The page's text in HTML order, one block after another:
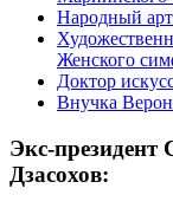
Народный
Женского
Доктор
Внучка
Экс-президент
Дзасохов: